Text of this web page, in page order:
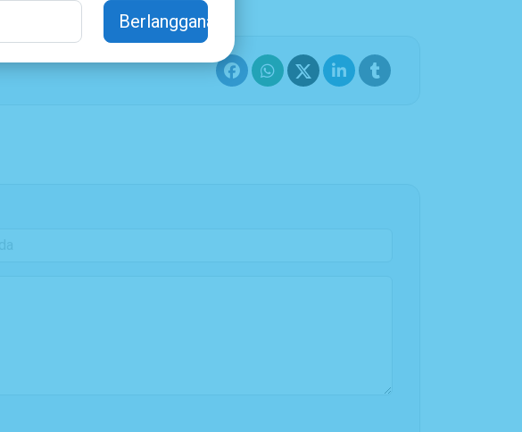
Berlangganan